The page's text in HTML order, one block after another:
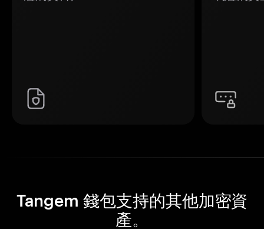
Tangem 錢包支持的其他加密資
產。